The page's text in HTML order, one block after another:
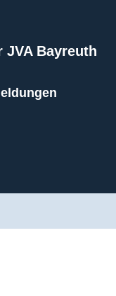
JVA Bayreuth